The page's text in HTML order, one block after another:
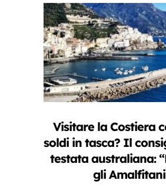
Visitare la Costiera
soldi in tasca? Il
testata australiana:
gli